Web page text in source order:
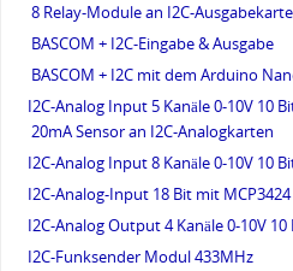
8 Relay-Module an I2C-Ausgabekarte
BASCOM + I2C-Eingabe & Ausgabe
BASCOM + I2C mit dem Arduino
I2C-Analog Input 5 Kanäle 0-10V 10
20mA Sensor an I2C-Analogkarten
I2C-Analog Input 8 Kanäle 0-10V 10
I2C-Analog-Input 18 Bit mit MCP3424
I2C-Analog Output 4 Kanäle 0-10V 10
I2C-Funksender Modul 433MHz